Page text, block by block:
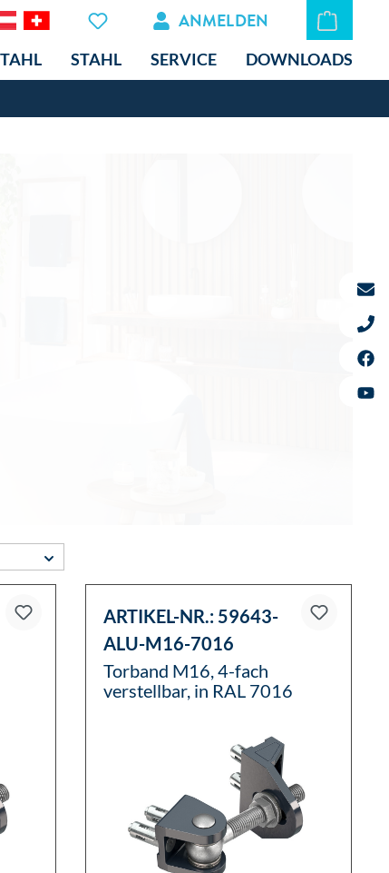
ANMELDEN
STAHL SERVICE DOWNLOADS
ARTIKEL-NR.:59643-
ALU-M16-7016
Torband M16, 4-fach
verstellbar, in RAL 7016